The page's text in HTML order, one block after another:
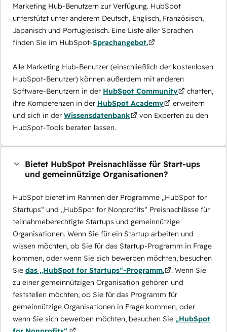
Marketing Hub-Benutzern zur Verfügung. HubSpot
unterstützt unter anderem Deutsch, Englisch, Französisch,
Japanisch und Portugiesisch. Eine Liste aller Sprachen
finden Sie im HubSpot-Sprachangebot.
Alle Marketing Hub-Benutzer (einschließlich der kostenlosen
HubSpot-Benutzer) können außerdem mit anderen
Software-Benutzern in der HubSpot Community
chatten,
ihre Kompetenzen in der HubSpot Academy
erweitern
und sich in der Wissensdatenbank
von Experten zu den
HubSpot-Tools beraten lassen.
Bietet HubSpot Preisnachlässe für Start-ups
und gemeinnützige Organisationen?
HubSpot bietet im Rahmen der Programme „HubSpot for
Startups“ und „HubSpot for Nonprofits“ Preisnachlässe für
teilnahmeberechtigte Startups und gemeinnützige
Organisationen. Wenn Sie für ein Startup arbeiten und
wissen möchten, ob Sie für das Startup-Programm in Frage
kommen, oder wenn Sie sich bewerben möchten, besuchen
Sie das „HubSpot for Startups“-Programm.
. Wenn Sie
zu einer gemeinnützigen Organisation gehören und
feststellen möchten, ob Sie für das Programm für
gemeinnützige Organisationen in Frage kommen, oder
wenn Sie sich bewerben möchten, besuchen Sie „HubSpot